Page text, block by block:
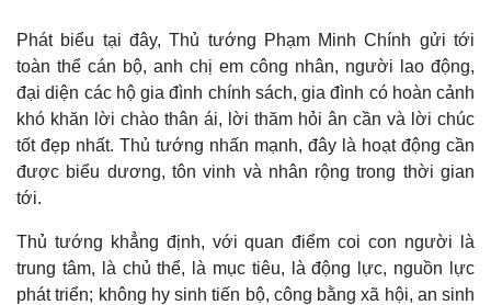
Tỷ giá
Chứng khoán
Giá cà phê
Phát biểu tại đây, Thủ tướng Phạm Minh Chính gửi tới
toàn thể cán bộ, anh chị em công nhân, người lao động,
đại diện các hộ gia đình chính sách, gia đình có hoàn cảnh
khó khăn lời chào thân ái, lời thăm hỏi ân cần và lời chúc
tốt đẹp nhất. Thủ tướng nhấn mạnh, đây là hoạt động cần
được biểu dương, tôn vinh và nhân rộng trong thời gian
tới.
Thủ tướng khẳng định, với quan điểm coi con người là
trung tâm, là chủ thể, là mục tiêu, là động lực, nguồn lực
phát triển; không hy sinh tiến bộ, công bằng xã hội, an sinh